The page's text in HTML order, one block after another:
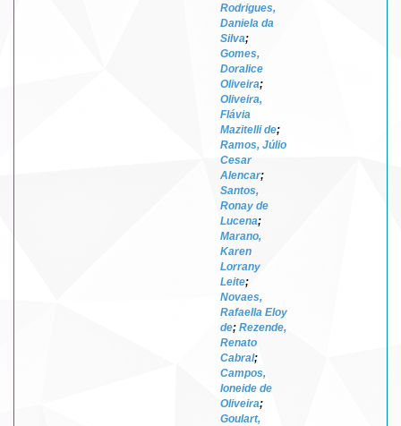
Rodrigues,
Daniela da
Silva;
Gomes,
Doralice
Oliveira;
Oliveira,
Flávia
Mazitelli de;
Ramos, Júlio
Cesar
Alencar;
Santos,
Ronay de
Lucena;
Marano,
Karen
Lorrany
Leite;
Novaes,
Rafaella Eloy
de; Rezende,
Renato
Cabral;
Campos,
Ioneide de
Oliveira;
Goulart,